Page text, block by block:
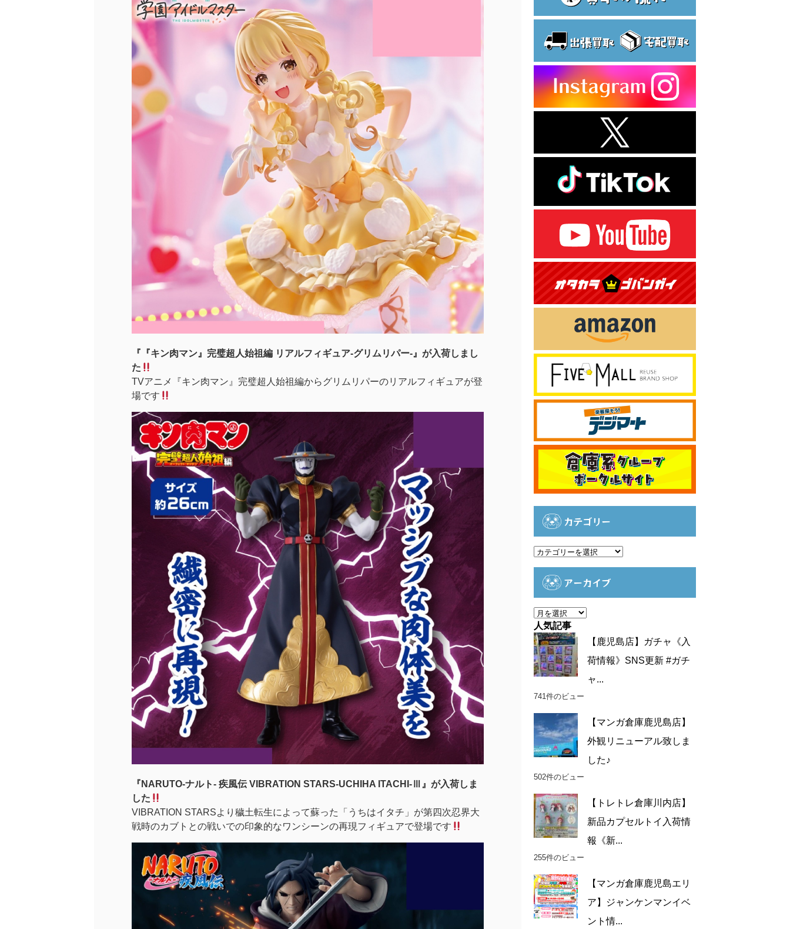
『『キン肉マン』完璧超人始祖編 リアルフィギュア-グリムリパー-』が入荷しまし
た
TVアニメ『キン肉マン』完璧超人始祖編からグリムリパーのリアルフィギュアが登
場です
『NARUTO-ナルト- 疾風伝 VIBRATION STARS-UCHIHA ITACHI-Ⅲ』が入荷しま
した
VIBRATION STARSより穢土転生によって蘇った「うちはイタチ」が第四次忍界大
戦時のカブトとの戦いでの印象的なワンシーンの再現フィギュアで登場です
カテゴリー
カ
アーカイブ
ア
ー
カ
イ
ブ
人気記事
【鹿児島店】ガチャ《入
荷情報》SNS更新 #ガチ
ャ...
741件のビュー
【マンガ倉庫鹿児島店】
外観リニューアル致しま
した♪
502件のビュー
【トレトレ倉庫川内店】
新品カプセルトイ入荷情
報《新...
255件のビュー
【マンガ倉庫鹿児島エリ
ア】ジャンケンマンイベ
ント情...